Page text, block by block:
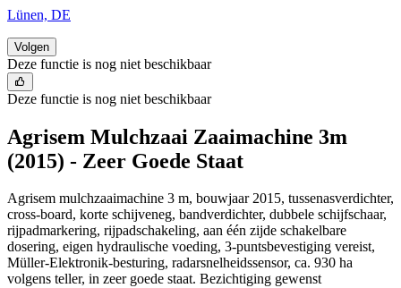
Lünen, DE
Volgen
Deze functie is nog niet beschikbaar
Deze functie is nog niet beschikbaar
Agrisem Mulchzaai Zaaimachine 3m
(2015) - Zeer Goede Staat
Agrisem mulchzaaimachine 3 m, bouwjaar 2015, tussenasverdichter,
cross-board, korte schijveneg, bandverdichter, dubbele schijfschaar,
rijpadmarkering, rijpadschakeling, aan één zijde schakelbare
dosering, eigen hydraulische voeding, 3-puntsbevestiging vereist,
Müller-Elektronik-besturing, radarsnelheidssensor, ca. 930 ha
volgens teller, in zeer goede staat. Bezichtiging gewenst